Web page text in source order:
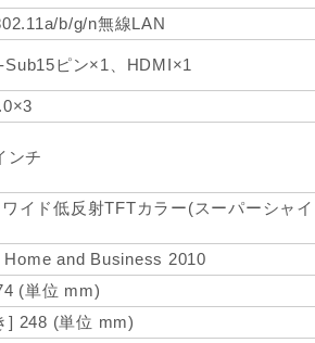
b/g/n無線LAN
Sub15ピン×1、HDMI×1
ンチ
イド低反射TFTカラー(スーパーシャ
and Business 2010
(単位 mm)
] 248 (単位 mm)